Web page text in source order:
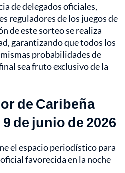
de delegados oficiales,
reguladores de los juegos de
de este sorteo se realiza
garantizando que todos los
probabilidades de
sea fruto exclusivo de la
de Caribeña
de junio de 2026
el espacio periodístico para
favorecida en la noche